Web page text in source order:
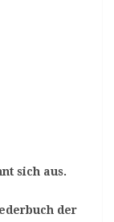
sich aus.
der